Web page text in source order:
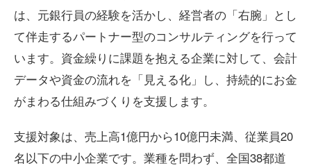
は、元銀行員の経験を活かし、経営者の「右腕」とし
て伴走するパートナー型のコンサルティングを行って
います。資金繰りに課題を抱える企業に対して、会計
データや資金の流れを「見える化」し、持続的にお金
がまわる仕組みづくりを支援します。
支援対象は、売上高1億円から10億円未満、従業員20
名以下の中小企業です。業種を問わず、全国38都道